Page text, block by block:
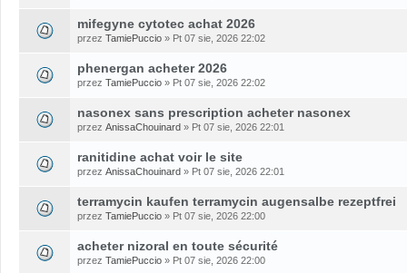
mifegyne cytotec achat 2026
przez TamiePuccio » Pt 07 sie, 2026 22:02
phenergan acheter 2026
przez TamiePuccio » Pt 07 sie, 2026 22:02
nasonex sans prescription acheter nasonex
przez AnissaChouinard » Pt 07 sie, 2026 22:01
ranitidine achat voir le site
przez AnissaChouinard » Pt 07 sie, 2026 22:01
terramycin kaufen terramycin augensalbe rezeptfrei
przez TamiePuccio » Pt 07 sie, 2026 22:00
acheter nizoral en toute sécurité
przez TamiePuccio » Pt 07 sie, 2026 22:00